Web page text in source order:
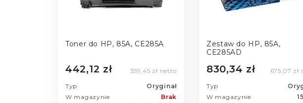
Toner do HP, 85A, CE285A
442,12 zł 359,45 zł netto
Typ
Oryginał
W magazynie
Brak
Zestaw do HP, 85A,
CE285AD
830,34 zł 675,07 zł
Typ
W magazynie